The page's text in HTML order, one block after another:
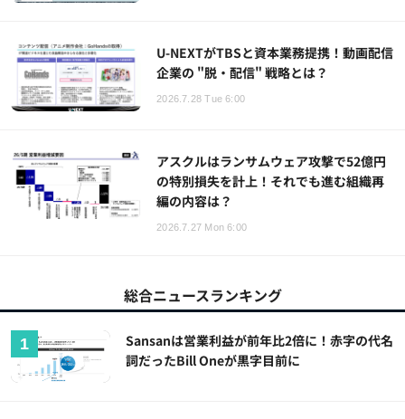
U-NEXTがTBSと資本業務提携！動画配信
企業の "脱・配信" 戦略とは？
2026.7.28 Tue 6:00
アスクルはランサムウェア攻撃で52億円
の特別損失を計上！それでも進む組織再
編の内容は？
2026.7.27 Mon 6:00
総合ニュースランキング
Sansanは営業利益が前年比2倍に！赤字の代名
詞だったBill Oneが黒字目前に